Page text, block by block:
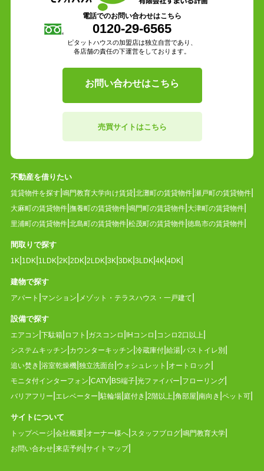
電話でのお問い合わせはこちら
0120-29-6565
ピタットハウスの加盟店は独立自営であり、
各店舗の責任の下運営をしております。
お問い合わせはこちら
売買サイトはこちら
不動産を借りたい
賃貸物件を探す 鳴門教育大学向け賃貸 北灘町の賃貸物件 瀬戸町の賃貸物件
大麻町の賃貸物件 撫養町の賃貸物件 鳴門町の賃貸物件 大津町の賃貸物件
里浦町の賃貸物件 北島町の賃貸物件 松茂町の賃貸物件 徳島市の賃貸物件
間取りで探す
1K 1DK 1LDK 2K 2DK 2LDK 3K 3DK 3LDK 4K 4DK
建物で探す
アパート マンション メゾット・テラスハウス・一戸建て
設備で探す
エアコン 下駄箱 ロフト ガスコンロ IHコンロ コンロ2口以上
システムキッチン カウンターキッチン 冷蔵庫付 給湯 バストイレ別
追い焚き 浴室乾燥機 独立洗面台 ウォシュレット オートロック
モニタ付インターフォン CATV BS端子 光ファイバー フローリング
バリアフリー エレベーター 駐輪場 庭付き 2階以上 角部屋 南向き ペット可
サイトについて
トップページ 会社概要 オーナー様へ スタッフブログ 鳴門教育大学
お問い合わせ 来店予約 サイトマップ